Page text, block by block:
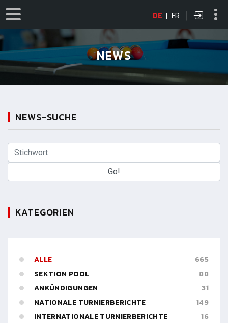
DE | FR
NEWS
NEWS-SUCHE
KATEGORIEN
ALLE
665
SEKTION POOL
88
ANKÜNDIGUNGEN
31
NATIONALE TURNIERBERICHTE
149
INTERNATIONALE TURNIERBERICHTE
16